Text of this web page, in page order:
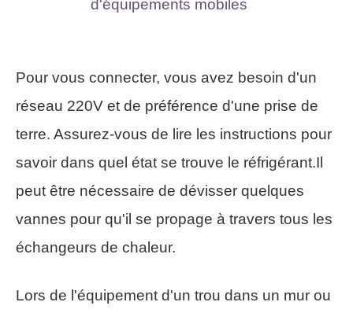
Pour vous connecter, vous avez besoin d'un
réseau 220V et de préférence d'une prise de
terre. Assurez-vous de lire les instructions pour
savoir dans quel état se trouve le réfrigérant.Il
peut être nécessaire de dévisser quelques
vannes pour qu'il se propage à travers tous les
échangeurs de chaleur.
Lors de l'équipement d'un trou dans un mur ou